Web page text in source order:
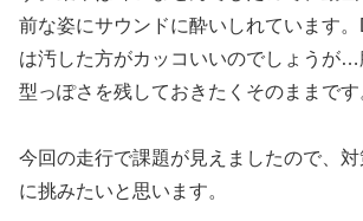
前な姿にサウンドに酔いしれています
は汚した方がカッコいいのでしょうが
型っぽさを残しておきたくそのままです
今回の走行で課題が見えましたので、
に挑みたいと思います。